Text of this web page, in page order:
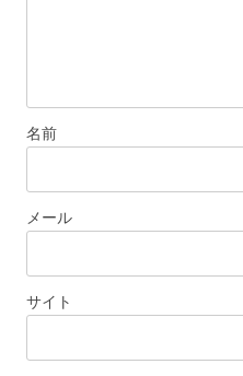
名前
メール
サイト